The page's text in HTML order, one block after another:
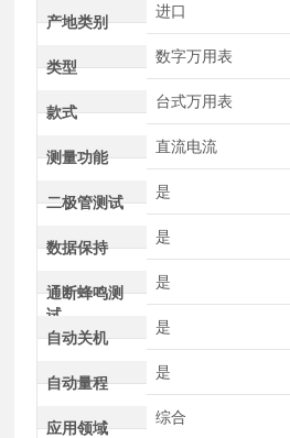
产地类别
进口
类型
数字万用表
款式
台式万用表
测量功能
直流电流
二极管测试
是
数据保持
是
通断蜂鸣测
试
是
自动关机
是
自动量程
是
应用领域
综合